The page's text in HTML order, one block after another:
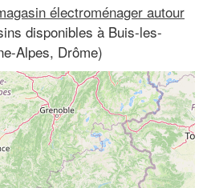
électroménager autour
disponibles à Buis-les-
Alpes, Drôme)